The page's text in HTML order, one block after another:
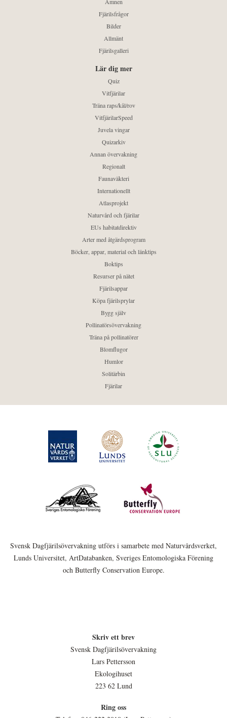
Fjärilsfrågor
Bilder
Allmänt
Fjärilsgalleri
Lär dig mer
Quiz
Vitfjärilar
Träna raps/kål/rov
VitfjärilarSpeed
Juvela vingar
Quizarkiv
Annan övervakning
Regionalt
Faunaväkteri
Internationellt
Atlasprojekt
Naturvård och fjärilar
EUs habitatdirektiv
Arter med åtgärdsprogram
Böcker, appar, material och länktips
Boktips
Resurser på nätet
Fjärilsappar
Köpa fjärilsprylar
Bygg själv
Pollinatörsövervakning
Träna på pollinatörer
Blomflugor
Humlor
Solitärbin
Fjärilar
Svensk Dagfjärilsövervakning utförs i samarbete med Naturvårdsverket,
Lunds Universitet, ArtDatabanken, Sveriges Entomologiska Förening
och Butterfly Conservation Europe.
Skriv ett brev
Svensk Dagfjärilsövervakning
Lars Pettersson
Ekologihuset
223 62 Lund
Ring oss